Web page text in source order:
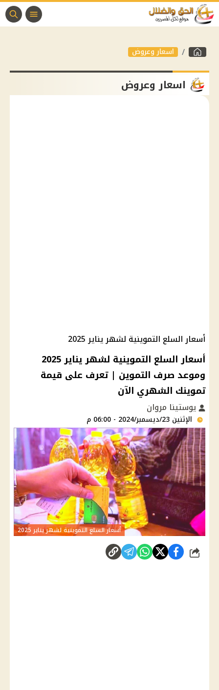
اسعار وعروض
اسعار وعروض
أسعار السلع التموينية لشهر يناير 2025
أسعار السلع التموينية لشهر يناير 2025
وموعد صرف التموين | تعرف على قيمة
تموينك الشهري الآن
يوستينا مروان
الإثنين 23/ديسمبر/2024 - 06:00 م
أسعار السلع التموينية لشهر يناير 2025
شارك